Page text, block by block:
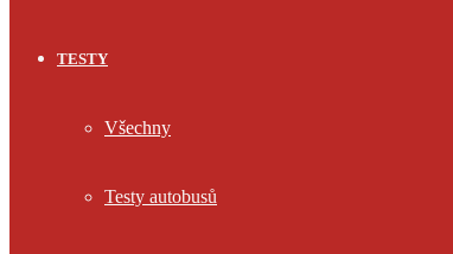
TESTY
Všechny
Testy autobusů